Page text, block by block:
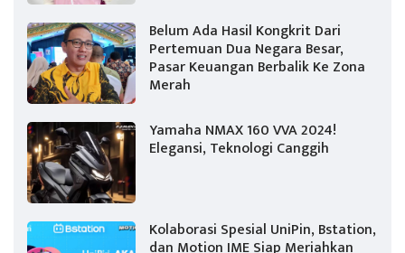
Belum Ada Hasil Kongkrit Dari
Pertemuan Dua Negara Besar,
Pasar Keuangan Berbalik Ke Zona
Merah
Yamaha NMAX 160 VVA 2024!
Elegansi, Teknologi Canggih
Kolaborasi Spesial UniPin, Bstation,
dan Motion IME Siap Meriahkan